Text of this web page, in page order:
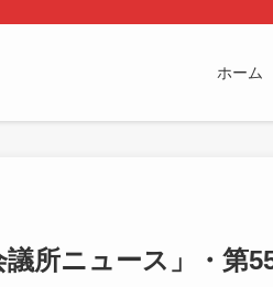
ホーム
議所ニュース」・第